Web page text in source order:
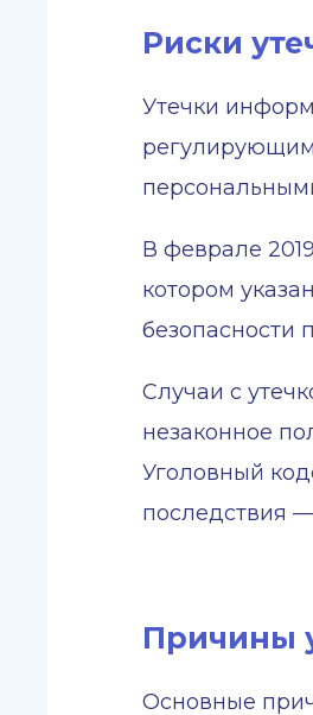
Риски
Утечки
В феврале
котором
безопасности
Случаи с
незаконное
Уголовный
последствия
Причины
Основные